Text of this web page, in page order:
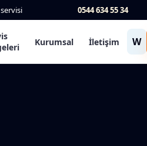
0544 634 55 34
Kurumsal İletişim W